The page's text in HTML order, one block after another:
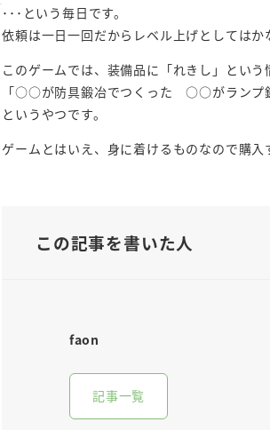
･･･という毎日です。
依頼は一日一回だからレベル上げとしては
このゲームでは、装備品に「れきし」という
「○○が防具鍛冶でつくった ○○がランプ錬
というやつです。
ゲームとはいえ、身に着けるものなので購
この記事を書いた人
faon
記事一覧